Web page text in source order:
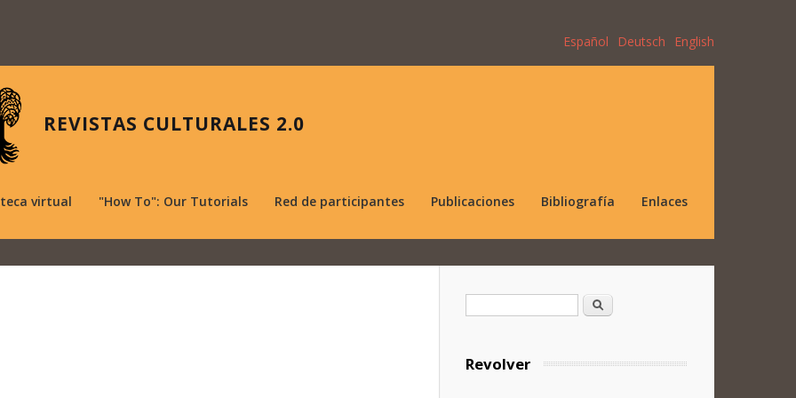
Español Deutsch English
REVISTAS CULTURALES 2.0
virtual "How To": Our Tutorials Red de participantes Publicaciones Bibliografía Enlaces
Formulario de búsqueda
Buscar
Revolver